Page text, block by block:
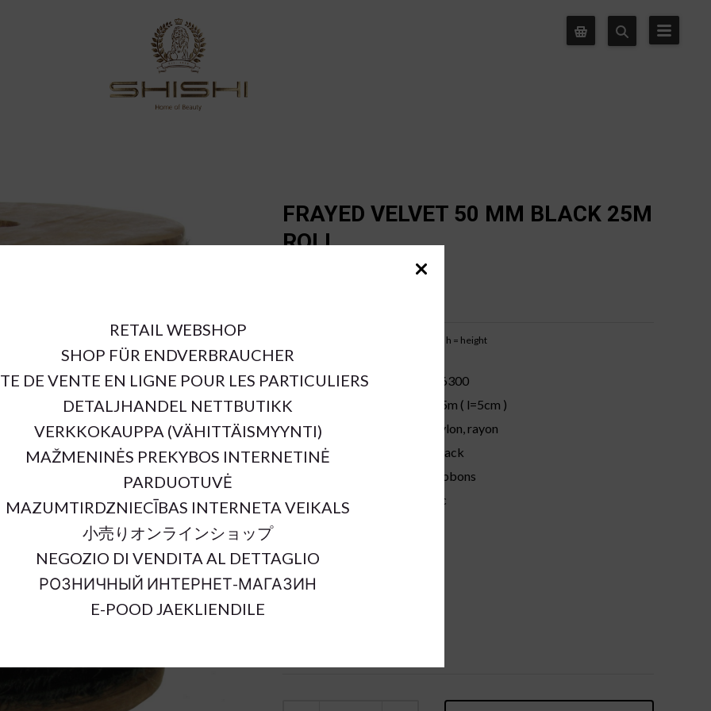
FRAYED VELVET 50 MM BLACK 25M
ROLL
h = height
SKU:
56300
Outer Dimensions:
25m ( l=5cm )
Material:
nylon, rayon
Color:
black
ribbons
Units:
pc
RETAIL WEBSHOP
SHOP FÜR ENDVERBRAUCHER
DE VENTE EN LIGNE POUR LES PARTICULIERS
DETALJHANDEL NETTBUTIKK
VERKKOKAUPPA (VÄHITTÄISMYYNTI)
MAŽMENINĖS PREKYBOS INTERNETINĖ
PARDUOTUVĖ
MAZUMTIRDZNIECĪBAS INTERNETA VEIKALS
小売りオンラインショップ
NEGOZIO DI VENDITA AL DETTAGLIO
РОЗНИЧНЫЙ ИНТЕРНЕТ-МАГАЗИН
E-POOD JAEKLIENDILE